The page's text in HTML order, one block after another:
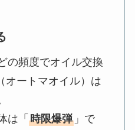
の頻度でオイル交換
オートマオイル）は
は「 時限爆弾」で